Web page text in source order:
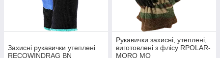
Захисні рукавички утеплені
RECOWINDRAG BN
Рукавички захисні, утеплені,
виготовлені з флісу RPOLAR-
MORO MO